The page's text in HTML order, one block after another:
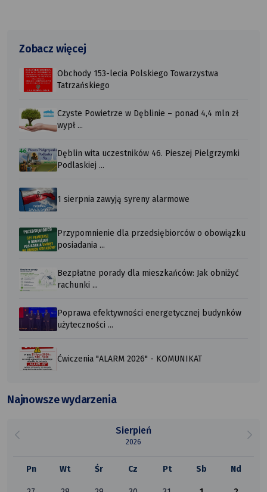
Zobacz więcej
Obchody 153-lecia Polskiego Towarzystwa
Tatrzańskiego
Czyste Powietrze w Dęblinie – ponad 4,4 mln zł
wypł ...
Dęblin wita uczestników 46. Pieszej Pielgrzymki
Podlaskiej ...
1 sierpnia zawyją syreny alarmowe
Przypomnienie dla przedsiębiorców o obowiązku
posiadania ...
Bezpłatne porady dla mieszkańców: Jak obniżyć
rachunki ...
Poprawa efektywności energetycznej budynków
użyteczności ...
Ćwiczenia "ALARM 2026" - KOMUNIKAT
Najnowsze wydarzenia
Sierpień
2026
Pn Wt Śr Cz Pt Sb Nd